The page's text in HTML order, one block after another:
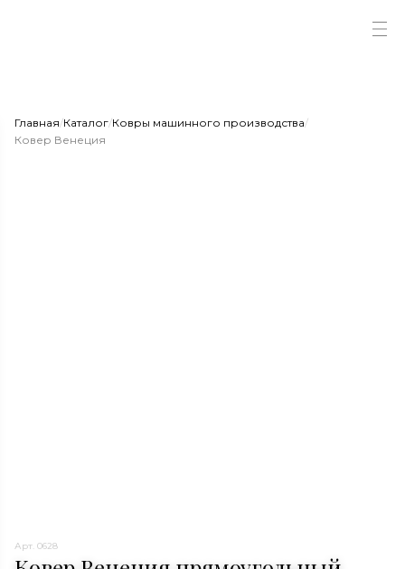
Главная/Каталог/Ковры машинного производства/
Ковер Венеция
Арт. 0628